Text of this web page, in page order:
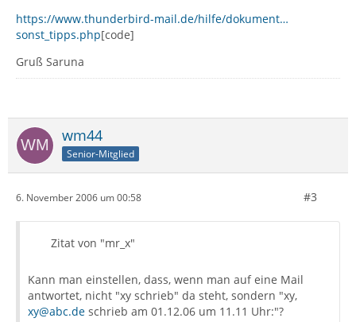
https://www.thunderbird-mail.de/hilfe/dokument…
sonst_tipps.php[code]
Gruß Saruna
wm44
Senior-Mitglied
6. November 2006 um 00:58 #3
Zitat von "mr_x"
Kann man einstellen, dass, wenn man auf eine Mail
antwortet, nicht "xy schrieb" da steht, sondern "xy,
xy@abc.de schrieb am 01.12.06 um 11.11 Uhr:"?